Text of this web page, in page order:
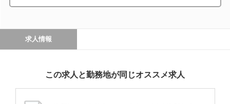
求人情報
この求人と勤務地が同じオススメ求人